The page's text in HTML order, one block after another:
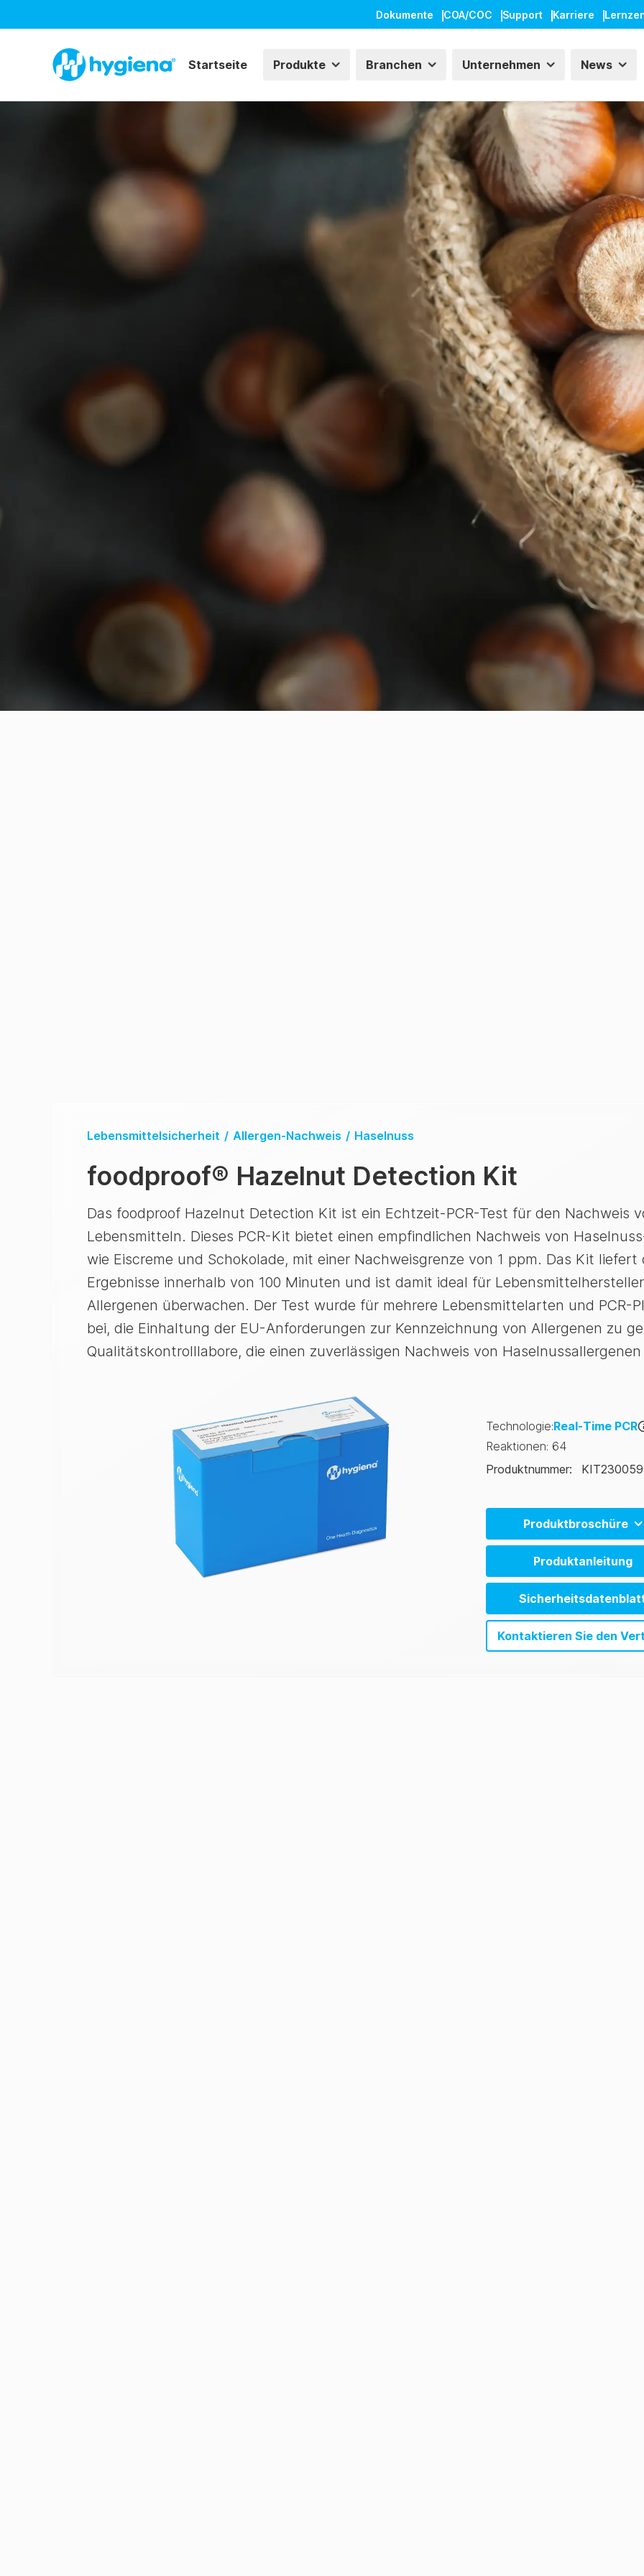
Dokumente COA/COC Support Karriere
Startseite Produkte Branchen Unternehmen News
Lebensmittelsicherheit / Allergen-Nachweis / Haselnuss
foodproof® Hazelnut Detection Kit
Das foodproof Hazelnut Detection Kit ist ein Echtzeit-PCR-Test für den Nachweis
Lebensmitteln. Dieses PCR-Kit bietet einen empfindlichen Nachweis von
wie Eiscreme und Schokolade, mit einer Nachweisgrenze von 1 ppm. Das Kit
Ergebnisse innerhalb von 100 Minuten und ist damit ideal für
Allergenen überwachen. Der Test wurde für mehrere Lebensmittelarten und
bei, die Einhaltung der EU-Anforderungen zur Kennzeichnung von Allergenen zu
Qualitätskontrolllabore, die einen zuverlässigen Nachweis von
Technologie:Real-Time PCR
Reaktionen: 64
Produktnummer: KIT230059
Produktbroschüre
Allergen Product Range
Produktanleitung
Kontaktieren Sie den